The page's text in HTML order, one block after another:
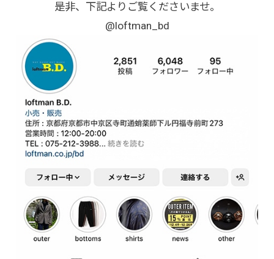
是非、下記よりご覧くださいませ。
@loftman_bd